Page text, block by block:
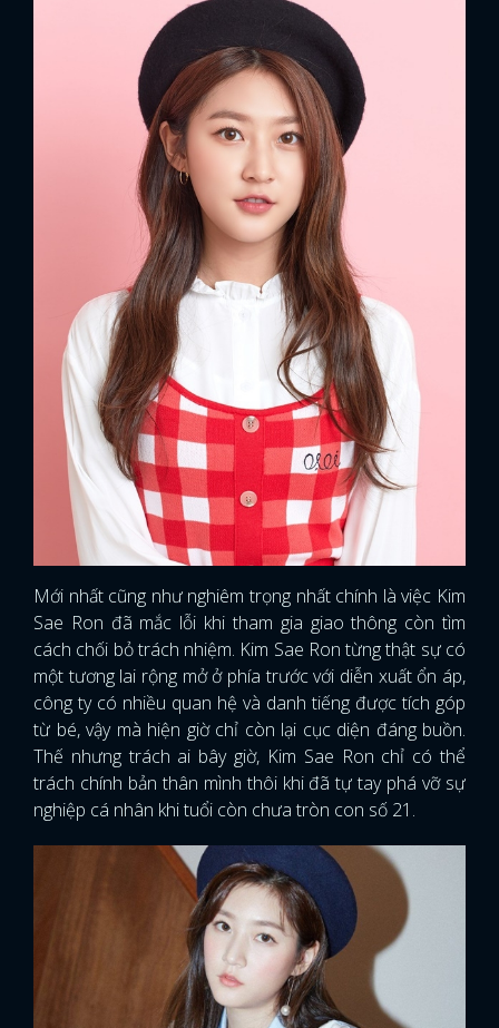
FACEBOOK GOOGLE
Mới nhất cũng như nghiêm trọng nhất chính là việc Kim
Sae Ron đã mắc lỗi khi tham gia giao thông còn tìm
cách chối bỏ trách nhiệm. Kim Sae Ron từng thật sự có
một tương lai rộng mở ở phía trước với diễn xuất ổn áp,
công ty có nhiều quan hệ và danh tiếng được tích góp
từ bé, vậy mà hiện giờ chỉ còn lại cục diện đáng buồn.
Thế nhưng trách ai bây giờ, Kim Sae Ron chỉ có thể
trách chính bản thân mình thôi khi đã tự tay phá vỡ sự
nghiệp cá nhân khi tuổi còn chưa tròn con số 21.